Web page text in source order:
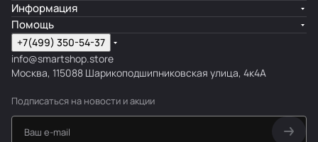
Информация
Помощь
+7(499) 350-54-37
info@smartshop.store
Москва, 115088 Шарикоподшипниковская улица, 4к4А
Подписаться на новости и акции